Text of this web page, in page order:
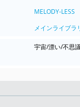
MELODY-LESS
メインライブラ
宇宙/漂い/不思